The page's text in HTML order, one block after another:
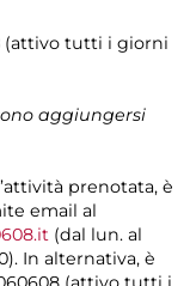
(attivo tutti i giorni
aggiungersi
prenotata, è
email al
(dal lun. al
In alternativa, è